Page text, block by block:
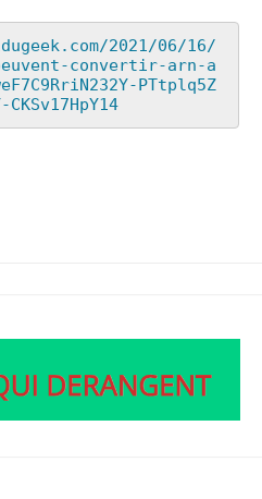
2021/06/16/
convertir-arn-a
PTtplq5Z
CKSv17HpY14